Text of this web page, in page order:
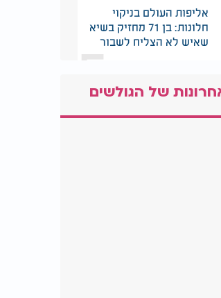
5
אליפות העולם בניקוי
חלונות: בן 71 מחזיק בשיא
שאיש לא הצליח לשבור
של הגולשים